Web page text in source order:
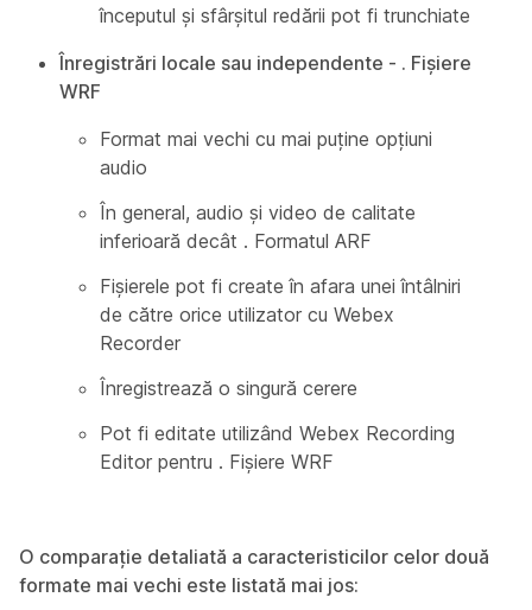
începutul și sfârșitul redării pot fi trunchiate
Înregistrări locale sau independente - . Fișiere
WRF
Format mai vechi cu mai puține opțiuni
audio
În general, audio și video de calitate
inferioară decât . Formatul ARF
Fișierele pot fi create în afara unei întâlniri
de către orice utilizator cu Webex
Recorder
Înregistrează o singură cerere
Pot fi editate utilizând Webex Recording
Editor pentru . Fișiere WRF
O comparație detaliată a caracteristicilor celor două
formate mai vechi este listată mai jos: